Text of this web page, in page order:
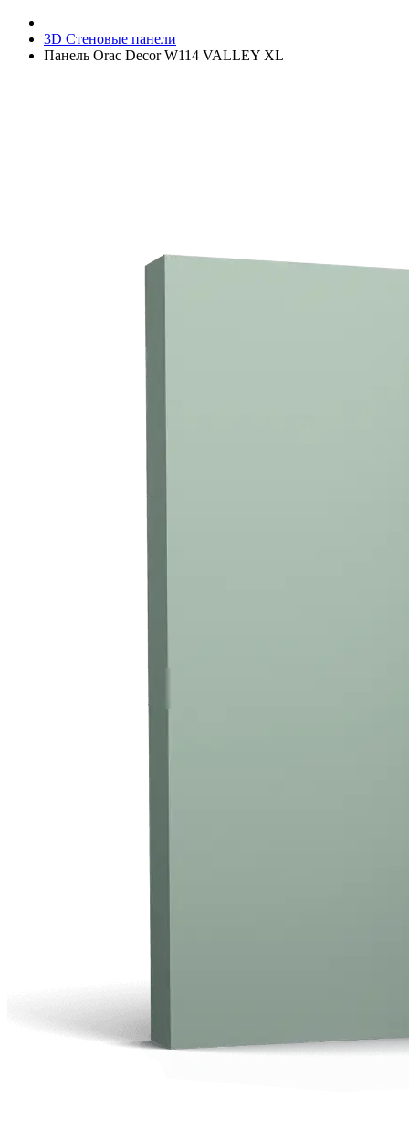
3D Стеновые панели
Панель Orac Decor W114 VALLEY XL